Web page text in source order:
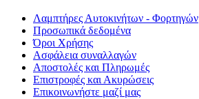
Λαμπτήρες Αυτοκινήτων - Φορτηγών
Προσωπικά δεδομένα
Όροι Χρήσης
Ασφάλεια συναλλαγών
Αποστολές και Πληρωμές
Επιστροφές και Ακυρώσεις
Επικοινωνήστε μαζί μας